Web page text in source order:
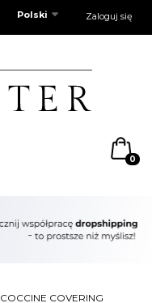
Zaloguj się
Polski
0
COCCINE COVERING